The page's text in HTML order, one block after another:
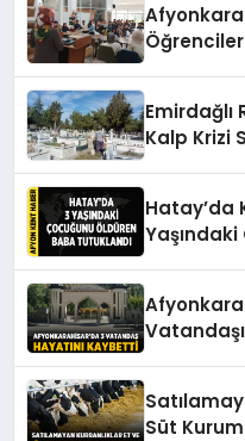
Emirdağlı
Kalp Krizi
Hatay’da
Süt